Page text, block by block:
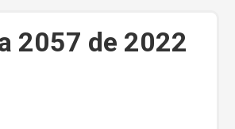
2057 de 2022